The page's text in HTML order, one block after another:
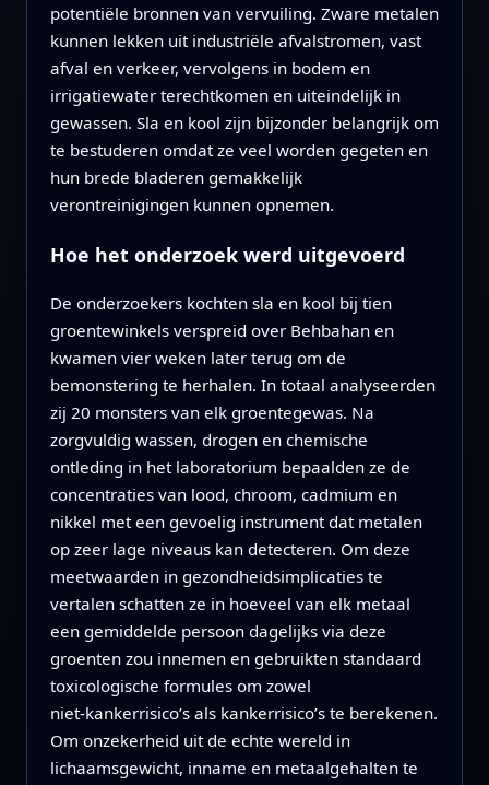
potentiële bronnen van vervuiling. Zware metalen
kunnen lekken uit industriële afvalstromen, vast
afval en verkeer, vervolgens in bodem en
irrigatiewater terechtkomen en uiteindelijk in
gewassen. Sla en kool zijn bijzonder belangrijk om
te bestuderen omdat ze veel worden gegeten en
hun brede bladeren gemakkelijk
verontreinigingen kunnen opnemen.
Hoe het onderzoek werd uitgevoerd
De onderzoekers kochten sla en kool bij tien
groentewinkels verspreid over Behbahan en
kwamen vier weken later terug om de
bemonstering te herhalen. In totaal analyseerden
zij 20 monsters van elk groentegewas. Na
zorgvuldig wassen, drogen en chemische
ontleding in het laboratorium bepaalden ze de
concentraties van lood, chroom, cadmium en
nikkel met een gevoelig instrument dat metalen
op zeer lage niveaus kan detecteren. Om deze
meetwaarden in gezondheidsimplicaties te
vertalen schatten ze in hoeveel van elk metaal
een gemiddelde persoon dagelijks via deze
groenten zou innemen en gebruikten standaard
toxicologische formules om zowel
niet‑kankerrisico’s als kankerrisico’s te berekenen.
Om onzekerheid uit de echte wereld in
lichaamsgewicht, inname en metaalgehalten te